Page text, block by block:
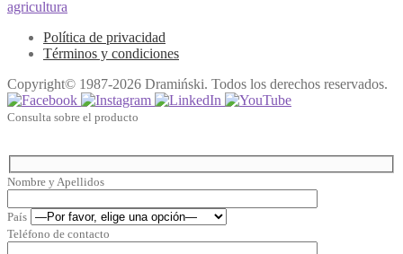
agricultura
Política de privacidad
Términos y condiciones
Copyright© 1987-2026 Dramiński. Todos los derechos reservados.
Consulta sobre el producto
Nombre y Apellidos
País
Teléfono de contacto